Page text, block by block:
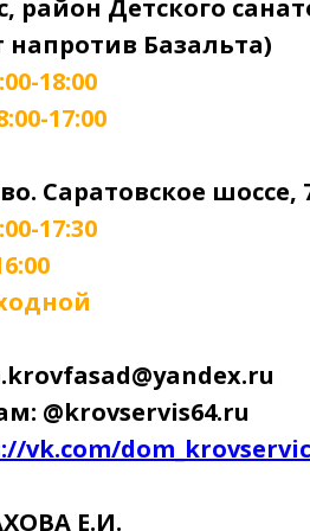
район Детского
напротив Базальта)
18:00
17:00
Саратовское шоссе,
17:30
@krovservis64.ru
vk.com/
Е.И.